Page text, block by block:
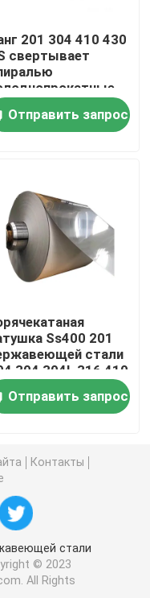
штанга
катушка
пластина
201 304 410 430
свертывает
лист
стали
Отправить запрос
Ss400 201
стали
304 304L 316 410
Отправить запрос
Контакты
стали
© 2023
All Rights